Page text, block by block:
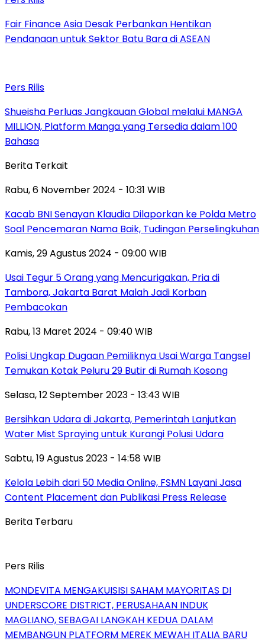
Fair Finance Asia Desak Perbankan Hentikan
Pendanaan untuk Sektor Batu Bara di ASEAN
Pers Rilis
Shueisha Perluas Jangkauan Global melalui MANGA
MILLION, Platform Manga yang Tersedia dalam 100
Bahasa
Berita Terkait
Rabu, 6 November 2024 - 10:31 WIB
Kacab BNI Senayan Klaudia Dilaporkan ke Polda Metro
Soal Pencemaran Nama Baik, Tudingan Perselingkuhan
Kamis, 29 Agustus 2024 - 09:00 WIB
Usai Tegur 5 Orang yang Mencurigakan, Pria di
Tambora, Jakarta Barat Malah Jadi Korban
Pembacokan
Rabu, 13 Maret 2024 - 09:40 WIB
Polisi Ungkap Dugaan Pemiliknya Usai Warga Tangsel
Temukan Kotak Peluru 29 Butir di Rumah Kosong
Selasa, 12 September 2023 - 13:43 WIB
Bersihkan Udara di Jakarta, Pemerintah Lanjutkan
Water Mist Spraying untuk Kurangi Polusi Udara
Sabtu, 19 Agustus 2023 - 14:58 WIB
Kelola Lebih dari 50 Media Online, FSMN Layani Jasa
Content Placement dan Publikasi Press Release
Berita Terbaru
Pers Rilis
MONDEVITA MENGAKUISISI SAHAM MAYORITAS DI
UNDERSCORE DISTRICT, PERUSAHAAN INDUK
MAGLIANO, SEBAGAI LANGKAH KEDUA DALAM
MEMBANGUN PLATFORM MEREK MEWAH ITALIA BARU